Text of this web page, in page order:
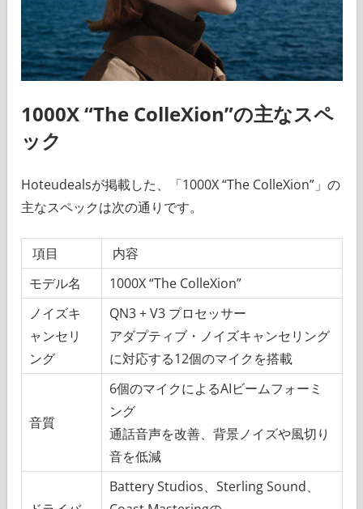
1000X “The ColleXion”の主なスペ
ック
Hoteudealsが掲載した、「1000X “The ColleXion”」の
主なスペックは次の通りです。
項目
内容
モデル名
1000X “The ColleXion”
ノイズキ
ャンセリ
ング
QN3 + V3 プロセッサー
アダプティブ・ノイズキャンセリング
に対応する12個のマイクを搭載
音質
6個のマイクによるAIビームフォーミ
ング
通話音声を改善、背景ノイズや風切り
音を低減
Battery Studios、Sterling Sound、